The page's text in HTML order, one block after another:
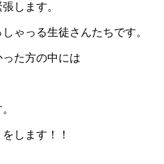
します。
ゃっる生徒さんたちです。
た方の中には
します！！